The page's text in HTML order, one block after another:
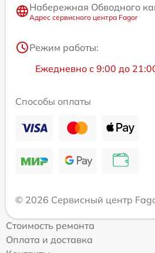
Набережная Обводного
Адрес сервисного центра Fagor
Режим работы:
Ежедневно с 9:00 до
Способы оплаты
© 2026 Сервисный центр
Стоимость ремонта
Оплата и доставка